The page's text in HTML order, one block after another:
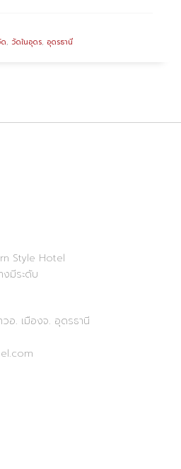
, วัดในอุดร, อุดรธานี
Style Hotel
มีระดับ
อ. เมืองจ. อุดรธานี